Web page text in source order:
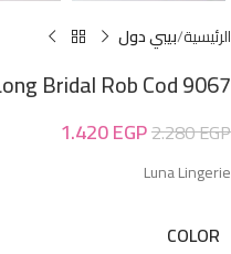
الرئيسية بيبي دول
Bridal Rob Cod 9067
2.280EGP
1.420EGP
Luna Lingerie
COLOR